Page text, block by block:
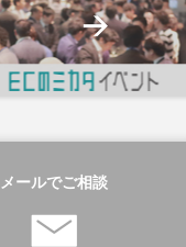
メールでご相談